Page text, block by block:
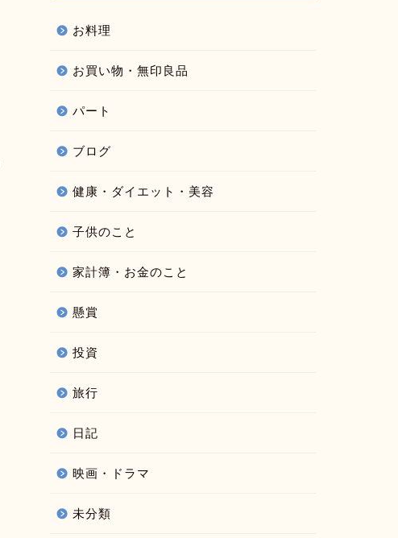
お料理
お買い物・無印良品
パート
ブログ
健康・ダイエット・美容
子供のこと
家計簿・お金のこと
懸賞
投資
旅行
日記
映画・ドラマ
未分類